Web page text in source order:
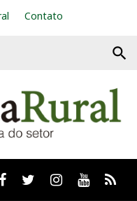
Contato
search
Facebooktwitter Instagram
Youtube